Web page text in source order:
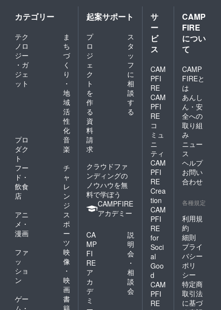
・保存
方法：
－18℃
以下で
保存し
てくだ
さい。
・賞味
期限：
出荷日
より最
低3か月
以上
ぷん、
酵母エ
キス/調
味料
（アミ
等）、
ph調整
剤、
（一部
に鶏肉
を含
む）
・内容
量：
300g
・保存
方法：
－18℃
以下で
てくだ
・賞味
期限：
出荷日
より最
低3か月
以上
・原材
料名：
鶏肉
（国
産）、
麦粉、
砂糖、
食塩、
卵粉
末、全
粉乳、
辛料、
酵母エ
キス、
粉、増
粘多糖
類、ク
チナシ
色素、
（原材
料の一
部に小
き
・原材
料名：
鶏モモ
肉（福
にんに
く、
食
塩、こ
しょ
う、
コーン
グリッ
ツ、上
新粉、
馬鈴
薯でん
ぷん、
酵母エ
味料
酸
等）、
ph調整
剤、
（一部
に鶏肉
を含
む）
・内容
カテゴリー
テク
ノロ
ジー
・ガ
ジェ
ット
ま
ち
づ
く
り
・
地
域
活
性
化
プロ
ダク
ト
音
楽
フー
ド・
飲食
店
チ
ャ
レ
ン
ジ
アニ
メ・
漫画
ス
ポ
ー
ツ
ファ
ッ
ショ
ン
映
像
・
映
画
ゲー
書
起案サポート
プ
ロ
ジ
ェ
ク
ト
を
作
る
ス
タ
ッ
フ
に
相
談
す
る
資
料
請
求
クラウドファ
ンディングの
ノウハウを無
料で学ぼう
CAMPFIRE
アカデミー
CA
MP
FI
RE
ア
カ
デ
ミ
説
明
会
・
相
談
会
サ
ー
ビ
ス
CAM
PFI
RE
CAM
PFI
RE
コ
ミュ
ニ
ティ
CAM
PFI
RE
Crea
tion
CAM
PFI
RE
for
Soci
al
Goo
d
CAM
PFI
RE
CAMP
FIRE
につい
て
CAMP
FIREと
は
あんし
ん・安
全への
取り組
み
ニュー
ス
ヘルプ
お問い
合わせ
各種規定
利用規
約
細則
プライ
バシー
ポリ
シー
特定商
取引法
に基づ